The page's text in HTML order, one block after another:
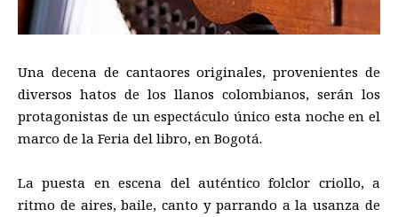
Una decena de cantaores originales, provenientes de
diversos hatos de los llanos colombianos, serán los
protagonistas de un espectáculo único esta noche en el
marco de la Feria del libro, en Bogotá.
La puesta en escena del auténtico folclor criollo, a
ritmo de aires, baile, canto y parrando a la usanza de